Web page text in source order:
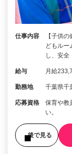
仕事内容
【子供
どもルー
し、安全
給与 月給
勤務地 千葉県千
応募資格
保育や教
い。
後で見る